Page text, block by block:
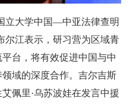
立大学中国—中亚法律查明
尔江表示，研习营为区域青
台，将有效促进中国与中
域的深度合作。吉尔吉斯
佩里·乌苏波娃在发言中援